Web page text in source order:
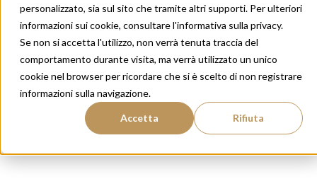
personalizzato, sia sul sito che tramite altri supporti. Per ulteriori
informazioni sui cookie, consultare l'informativa sulla privacy.
Se non si accetta l'utilizzo, non verrà tenuta traccia del
comportamento durante visita, ma verrà utilizzato un unico
cookie nel browser per ricordare che si è scelto di non registrare
informazioni sulla navigazione.
Accetta Rifiuta
Trapianto di capelli
con risultati naturali
e duraturi.
Il primo passo per ritrovare te
stesso, rigenerando non solo i
tuoi capelli ma anche la tua